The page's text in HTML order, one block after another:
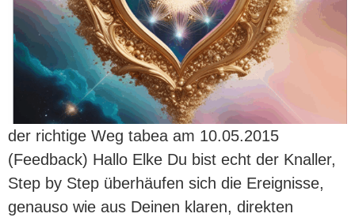
der richtige Weg tabea am 10.05.2015
(Feedback) Hallo Elke Du bist echt der Knaller,
Step by Step überhäufen sich die Ereignisse,
genauso wie aus Deinen klaren, direkten